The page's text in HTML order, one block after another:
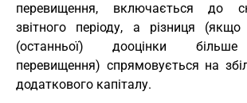
перевищення, включається до
звітного періоду, а різниця
(останньої) дооцінки більше
перевищення) спрямовується на
додаткового капіталу.